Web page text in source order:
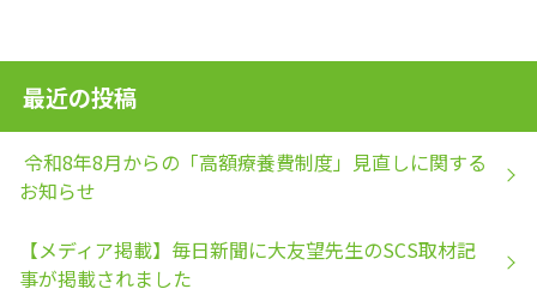
最近の投稿
令和8年8月からの「高額療養費制度」見直しに関する
お知らせ
【メディア掲載】毎日新聞に大友望先生のSCS取材記
事が掲載されました